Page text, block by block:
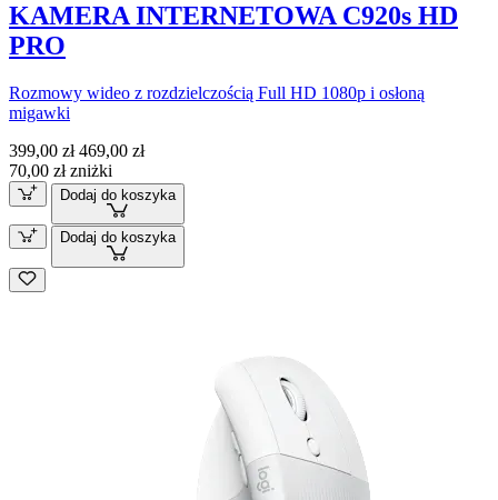
KAMERA INTERNETOWA C920s HD
PRO
Rozmowy wideo z rozdzielczością Full HD 1080p i osłoną
migawki
399,00 zł 469,00 zł
70,00 zł zniżki
Dodaj do koszyka
Dodaj do koszyka